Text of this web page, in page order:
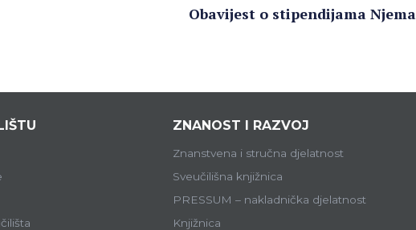
Obavijest o stipendijama
ZNANOST I RAZVOJ
Znanstvena i stručna djelatnost
Sveučilišna knjižnica
PRESSUM – nakladnička djelatnost
Knjižnica